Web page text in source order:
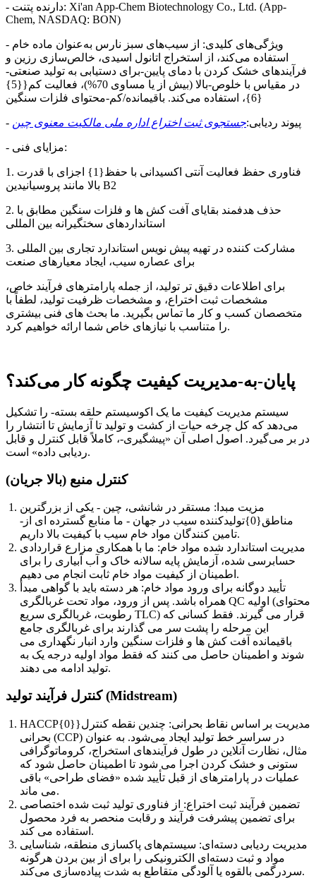
- دارنده پتنت: Xi'an App-Chem Biotechnology Co., Ltd. (App-
Chem, NASDAQ: BON)
- ویژگی‌های کلیدی: از سیب‌های سبز نارس به‌عنوان ماده خام
استفاده می‌کند، از استخراج اتانول اسیدی، خالص‌سازی رزین و
فرآیندهای خشک کردن با دمای پایین-برای دستیابی به تولید صنعتی-
در مقیاس با خلوص-بالا (بیش از یا مساوی 70%)، فعالیت کم{{5}
{6}، استفاده می‌کند. باقیمانده/کم-محتوای فلزات سنگین
- پیوند ردیابی:جستجوی ثبت اختراع اداره ملی مالکیت معنوی چین
- مزایای فنی:
1. فناوری حفظ فعالیت آنتی اکسیدانی با حفظ{1} اجزای با قدرت
بالا مانند پروسیانیدین B2
2. حذف هدفمند بقایای آفت کش ها و فلزات سنگین مطابق با
استانداردهای سختگیرانه بین المللی
3. مشارکت کننده در تهیه پیش نویس استاندارد تجاری بین المللی
برای عصاره سیب، ایجاد معیارهای صنعت
برای اطلاعات دقیق تر تولید، از جمله پارامترهای فرآیند خاص،
مشخصات ثبت اختراع، و مشخصات ظرفیت تولید، لطفاً با
متخصصان کسب و کار ما تماس بگیرید. ما بحث های فنی بیشتری
را متناسب با نیازهای خاص شما ارائه خواهیم کرد.
پایان-به-مدیریت کیفیت چگونه کار می‌کند؟
سیستم مدیریت کیفیت ما یک اکوسیستم حلقه بسته- را تشکیل
می‌دهد که کل چرخه حیات از کشت و تولید تا آزمایش تا انتشار را
در بر می‌گیرد. اصول اصلی آن «پیشگیری-، کاملاً قابل کنترل و قابل
ردیابی داده» است.
کنترل منبع (بالا جریان)
مزیت مبدا: مستقر در شانشی، چین - یکی از بزرگترین
مناطق{0}تولیدکننده سیب در جهان - ما منابع گسترده ای از-
تامین کنندگان مواد خام سیب با کیفیت بالا داریم.
مدیریت استاندارد شده مواد خام: ما با همکاری مزارع قراردادی
حسابرسی شده، آزمایش پایه سالانه خاک و آب آبیاری را برای
اطمینان از کیفیت مواد خام ثابت انجام می دهیم.
تأیید دوگانه برای ورود مواد خام: هر دسته باید با گواهی مبدأ
همراه باشد. پس از ورود، مواد تحت غربالگری QC اولیه (محتوای
رطوبت، غربالگری سریع TLC) قرار می گیرند. فقط کسانی که
این مرحله را پشت سر می گذارند برای غربالگری جامع
باقیمانده آفت کش ها و فلزات سنگین وارد انبار نگهداری می
شوند و اطمینان حاصل می کنند که فقط مواد اولیه درجه یک به
تولید ادامه می دهند.
کنترل فرآیند تولید (Midstream)
HACCP{0}}مدیریت بر اساس نقاط بحرانی: چندین نقطه کنترل
بحرانی (CCP) در سراسر خط تولید ایجاد می‌شود. به عنوان
مثال، نظارت آنلاین در طول فرآیندهای استخراج، کروماتوگرافی
ستونی و خشک کردن اجرا می شود تا اطمینان حاصل شود که
عملیات در پارامترهای از قبل تأیید شده «فضای طراحی» باقی
می ماند.
تضمین فرآیند ثبت اختراع: از فناوری تولید ثبت شده اختصاصی
برای تضمین پیشرفت فرآیند و رقابت منحصر به فرد محصول
استفاده می کند.
مدیریت ردیابی دسته‌ای: سیستم‌های پاکسازی منطقه، شناسایی
مواد و ثبت دسته‌ای الکترونیکی را برای از بین بردن هرگونه
سردرگمی بالقوه یا آلودگی متقاطع به شدت پیاده‌سازی می‌کند.